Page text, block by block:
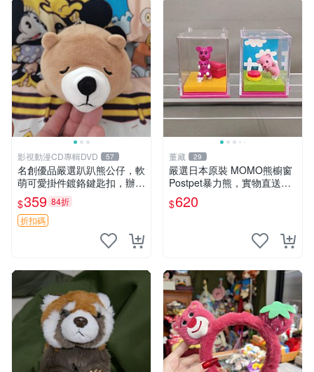
影視動漫CD專輯DVD 57
名創優品嚴選趴趴熊公仔，軟
萌可愛掛件鍍鉻鍵匙扣，辦公
放松好選擇 趴趴熊 鍍鉻鍵匙
扣 萬用掛件
$359 84折
折扣碼
董藏 29
嚴選日本原裝 MOMO熊櫥窗
Postpet暴力熊，實物直送新
臺灣。MOMO熊 暴力熊 熊貓
櫥窗
$620